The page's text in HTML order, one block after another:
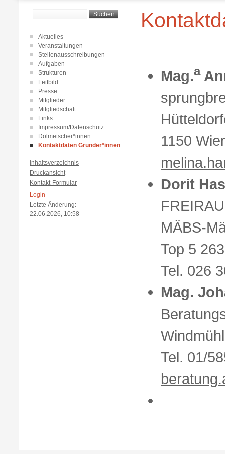
Aktuelles
Veranstaltungen
Stellenausschreibungen
Aufgaben
Strukturen
Leitbild
Presse
Mitglieder
Mitgliedschaft
Links
Impressum/Datenschutz
Dolmetscher*innen
Kontaktdaten Gründer*innen
Inhaltsverzeichnis
Druckansicht
Kontakt-Formular
Login
Letzte Änderung:
22.06.2026, 10:58
Mag.a
1150
Dorit
MÄBS-
Top 5
Tel. 026
Mag.
Tel. 01/